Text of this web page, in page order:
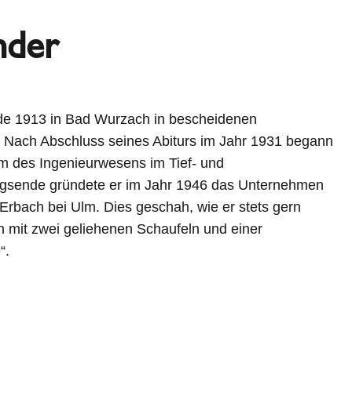
1913 in Bad Wurzach in bescheidenen
Abschluss seines Abiturs im Jahr 1931 begann
des Ingenieurwesens im Tief- und
gründete er im Jahr 1946 das Unternehmen
bei Ulm. Dies geschah, wie er stets gern
mit zwei geliehenen Schaufeln und einer